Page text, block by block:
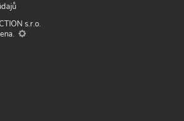
s.r.o.